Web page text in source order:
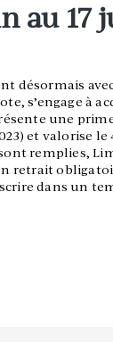
au 17
désormais
s’engage à
une
et valorise le
remplies,
retrait
dans un